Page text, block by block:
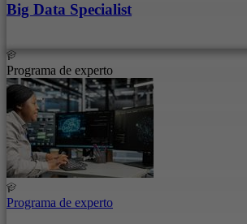
Big Data Specialist
Programa de experto
Programa de experto